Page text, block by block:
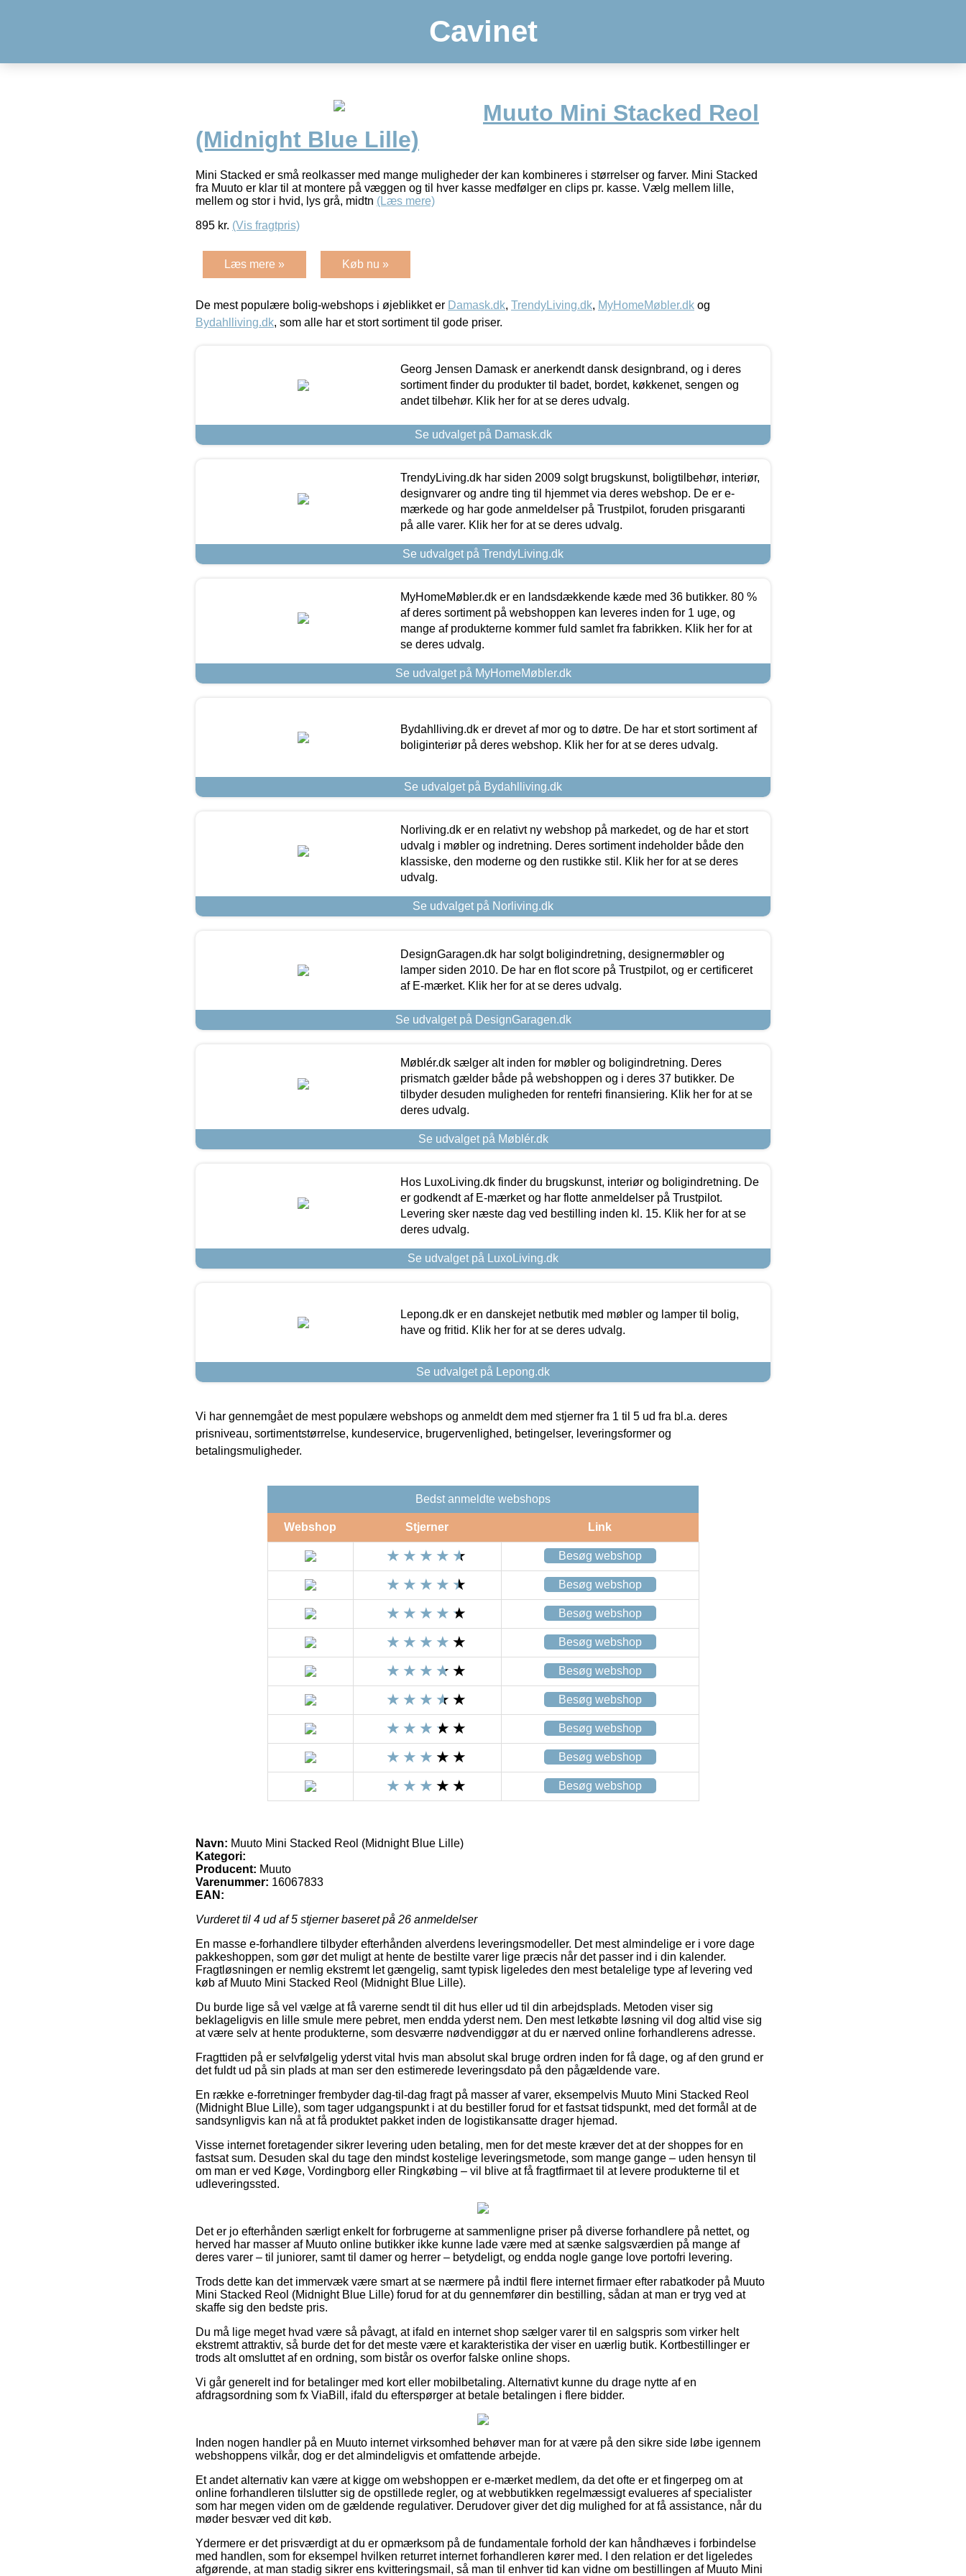
Cavinet
Muuto Mini Stacked Reol
(Midnight Blue Lille)
Mini Stacked er små reolkasser med mange muligheder der kan kombineres i størrelser og farver. Mini Stacked
fra Muuto er klar til at montere på væggen og til hver kasse medfølger en clips pr. kasse. Vælg mellem lille,
mellem og stor i hvid, lys grå, midtn (Læs mere)
895 kr. (Vis fragtpris)
Læs mere » Køb nu »
De mest populære bolig-webshops i øjeblikket er Damask.dk, TrendyLiving.dk, MyHomeMøbler.dk og
Bydahlliving.dk, som alle har et stort sortiment til gode priser.
Georg Jensen Damask er anerkendt dansk designbrand, og i deres
sortiment finder du produkter til badet, bordet, køkkenet, sengen og
andet tilbehør. Klik her for at se deres udvalg.
Se udvalget på Damask.dk
TrendyLiving.dk har siden 2009 solgt brugskunst, boligtilbehør, interiør,
designvarer og andre ting til hjemmet via deres webshop. De er e-
mærkede og har gode anmeldelser på Trustpilot, foruden prisgaranti
på alle varer. Klik her for at se deres udvalg.
Se udvalget på TrendyLiving.dk
MyHomeMøbler.dk er en landsdækkende kæde med 36 butikker. 80 %
af deres sortiment på webshoppen kan leveres inden for 1 uge, og
mange af produkterne kommer fuld samlet fra fabrikken. Klik her for at
se deres udvalg.
Se udvalget på MyHomeMøbler.dk
Bydahlliving.dk er drevet af mor og to døtre. De har et stort sortiment af
boliginteriør på deres webshop. Klik her for at se deres udvalg.
Se udvalget på Bydahlliving.dk
Norliving.dk er en relativt ny webshop på markedet, og de har et stort
udvalg i møbler og indretning. Deres sortiment indeholder både den
klassiske, den moderne og den rustikke stil. Klik her for at se deres
udvalg.
Se udvalget på Norliving.dk
DesignGaragen.dk har solgt boligindretning, designermøbler og
lamper siden 2010. De har en flot score på Trustpilot, og er certificeret
af E-mærket. Klik her for at se deres udvalg.
Se udvalget på DesignGaragen.dk
Møblér.dk sælger alt inden for møbler og boligindretning. Deres
prismatch gælder både på webshoppen og i deres 37 butikker. De
tilbyder desuden muligheden for rentefri finansiering. Klik her for at se
deres udvalg.
Se udvalget på Møblér.dk
Hos LuxoLiving.dk finder du brugskunst, interiør og boligindretning. De
er godkendt af E-mærket og har flotte anmeldelser på Trustpilot.
Levering sker næste dag ved bestilling inden kl. 15. Klik her for at se
deres udvalg.
Se udvalget på LuxoLiving.dk
Lepong.dk er en danskejet netbutik med møbler og lamper til bolig,
have og fritid. Klik her for at se deres udvalg.
Se udvalget på Lepong.dk
Vi har gennemgået de mest populære webshops og anmeldt dem med stjerner fra 1 til 5 ud fra bl.a. deres
prisniveau, sortimentstørrelse, kundeservice, brugervenlighed, betingelser, leveringsformer og
betalingsmuligheder.
Bedst anmeldte webshops
Webshop Stjerner Link
Besøg webshop
Besøg webshop
Besøg webshop
Besøg webshop
Besøg webshop
Besøg webshop
Besøg webshop
Besøg webshop
Besøg webshop
Navn: Muuto Mini Stacked Reol (Midnight Blue Lille)
Kategori:
Producent: Muuto
Varenummer: 16067833
EAN:
Vurderet til 4 ud af 5 stjerner baseret på 26 anmeldelser
En masse e-forhandlere tilbyder efterhånden alverdens leveringsmodeller. Det mest almindelige er i vore dage
pakkeshoppen, som gør det muligt at hente de bestilte varer lige præcis når det passer ind i din kalender.
Fragtløsningen er nemlig ekstremt let gængelig, samt typisk ligeledes den mest betalelige type af levering ved
køb af Muuto Mini Stacked Reol (Midnight Blue Lille).
Du burde lige så vel vælge at få varerne sendt til dit hus eller ud til din arbejdsplads. Metoden viser sig
beklageligvis en lille smule mere pebret, men endda yderst nem. Den mest letkøbte løsning vil dog altid vise sig
at være selv at hente produkterne, som desværre nødvendiggør at du er nærved online forhandlerens adresse.
Fragttiden på er selvfølgelig yderst vital hvis man absolut skal bruge ordren inden for få dage, og af den grund er
det fuldt ud på sin plads at man ser den estimerede leveringsdato på den pågældende vare.
En række e-forretninger frembyder dag-til-dag fragt på masser af varer, eksempelvis Muuto Mini Stacked Reol
(Midnight Blue Lille), som tager udgangspunkt i at du bestiller forud for et fastsat tidspunkt, med det formål at de
sandsynligvis kan nå at få produktet pakket inden de logistikansatte drager hjemad.
Visse internet foretagender sikrer levering uden betaling, men for det meste kræver det at der shoppes for en
fastsat sum. Desuden skal du tage den mindst kostelige leveringsmetode, som mange gange – uden hensyn til
om man er ved Køge, Vordingborg eller Ringkøbing – vil blive at få fragtfirmaet til at levere produkterne til et
udleveringssted.
Det er jo efterhånden særligt enkelt for forbrugerne at sammenligne priser på diverse forhandlere på nettet, og
herved har masser af Muuto online butikker ikke kunne lade være med at sænke salgsværdien på mange af
deres varer – til juniorer, samt til damer og herrer – betydeligt, og endda nogle gange love portofri levering.
Trods dette kan det immervæk være smart at se nærmere på indtil flere internet firmaer efter rabatkoder på Muuto
Mini Stacked Reol (Midnight Blue Lille) forud for at du gennemfører din bestilling, sådan at man er tryg ved at
skaffe sig den bedste pris.
Du må lige meget hvad være så påvagt, at ifald en internet shop sælger varer til en salgspris som virker helt
ekstremt attraktiv, så burde det for det meste være et karakteristika der viser en uærlig butik. Kortbestillinger er
trods alt omsluttet af en ordning, som bistår os overfor falske online shops.
Vi går generelt ind for betalinger med kort eller mobilbetaling. Alternativt kunne du drage nytte af en
afdragsordning som fx ViaBill, ifald du efterspørger at betale betalingen i flere bidder.
Inden nogen handler på en Muuto internet virksomhed behøver man for at være på den sikre side løbe igennem
webshoppens vilkår, dog er det almindeligvis et omfattende arbejde.
Et andet alternativ kan være at kigge om webshoppen er e-mærket medlem, da det ofte er et fingerpeg om at
online forhandleren tilslutter sig de opstillede regler, og at webbutikken regelmæssigt evalueres af specialister
som har megen viden om de gældende regulativer. Derudover giver det dig mulighed for at få assistance, når du
møder besvær ved dit køb.
Ydermere er det prisværdigt at du er opmærksom på de fundamentale forhold der kan håndhæves i forbindelse
med handlen, som for eksempel hvilken returret internet forhandleren kører med. I den relation er det ligeledes
afgørende, at man stadig sikrer ens kvitteringsmail, så man til enhver tid kan vidne om bestillingen af Muuto Mini